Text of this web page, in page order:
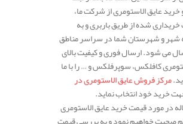
عایق الاستومری از شرکت ما،
شده از طریق باربری و به
و شهرستان شما در سراسر مناطق
می شود. ارسال فوری و کیفیت بالای
کافلکس، سوپرفلکس و … را با ما
مرکز فروش عایق الاستومری در
خرید خود انتخاب نماید.
در مورد قیمت خرید عایق الاستومری